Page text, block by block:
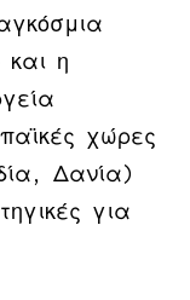
και η
χώρες
Δανία)
για